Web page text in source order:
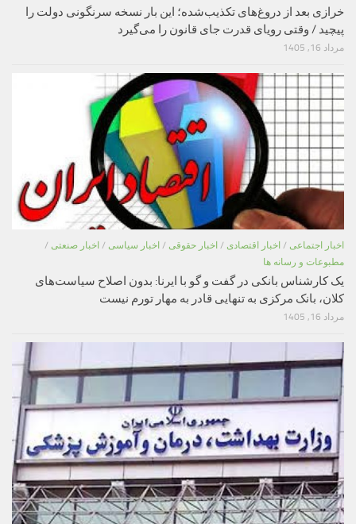
خرازی بعد از دروغ‌های تکذیب‌شده؛ این بار نسخه سرنگونی دولت را
پیچید / وقتی رویای قدرت جای قانون را می‌گیرد
مرداد 16, 1405
اخبار اجتماعی / اخبار اقتصادی / اخبار حقوقی / اخبار سیاسی / اخبار صنعتی /
مطبوعات و رسانه ها
یک کارشناس بانکی در گفت و گو با ایرنا: بدون اصلاح سیاست‌های
کلان، بانک مرکزی به تنهایی قادر به مهار تورم نیست
مرداد 16, 1405